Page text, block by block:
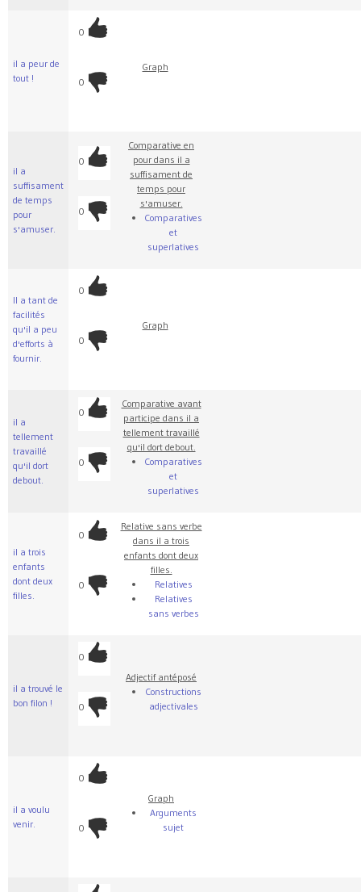
il a peur de
tout !
0
0
Graph
il a
suffisament
de temps
pour
s'amuser.
0
0
Comparative en
pour dans il a
suffisament de
temps pour
s'amuser.
Comparatives
et
superlatives
Il a tant de
facilités
qu'il a peu
d'efforts à
fournir.
0
0
Graph
il a
tellement
travaillé
qu'il dort
debout.
0
0
Comparative avant
participe dans il a
tellement travaillé
qu'il dort debout.
Comparatives
et
superlatives
il a trois
enfants
dont deux
filles.
0
0
Relative sans verbe
dans il a trois
enfants dont deux
filles.
Relatives
Relatives
sans verbes
il a trouvé le
bon filon !
0
0
Adjectif antéposé
Constructions
adjectivales
il a voulu
venir.
0
0
Graph
Arguments
sujet